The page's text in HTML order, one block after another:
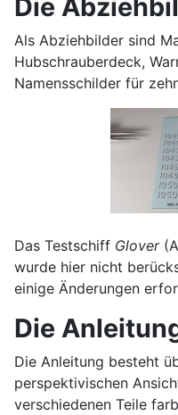
Die
Als Abziehbilder sind
Hubschrauberdeck,
Namensschilder für
Das Testschiff Glover
wurde hier nicht
einige Änderungen
Die
Die Anleitung besteht
perspektivischen
verschiedenen Teile